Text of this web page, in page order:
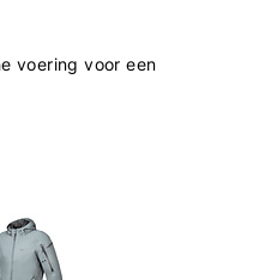
voering voor een